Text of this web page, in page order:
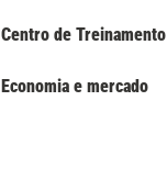
Centro de Treinamento
Economia e mercado